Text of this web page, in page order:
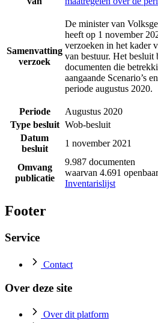
Samenvatting
verzoek
De minister van
heeft op 1 november
verzoeken in het kader
van bestuur. Het besluit
documenten die
aangaande Scenario’s
periode augustus 2020.
Periode
Augustus 2020
Type besluit Wob-besluit
Datum
besluit
1 november 2021
Omvang
publicatie
9.987 documenten
waarvan 4.691
Inventarislijst
Footer
Service
Contact
Over deze site
Over dit platform